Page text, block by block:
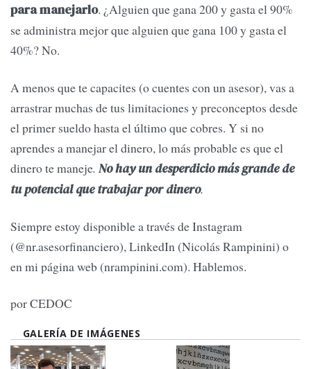
para manejarlo. ¿Alguien que gana 200 y gasta el 90%
se administra mejor que alguien que gana 100 y gasta el
40%? No.
A menos que te capacites (o cuentes con un asesor), vas a
arrastrar muchas de tus limitaciones y preconceptos desde
el primer sueldo hasta el último que cobres. Y si no
aprendes a manejar el dinero, lo más probable es que el
dinero te maneje. No hay un desperdicio más grande de
tu potencial que trabajar por dinero.
Siempre estoy disponible a través de Instagram
(@nr.asesorfinanciero), LinkedIn (Nicolás Rampinini) o
en mi página web (nrampinini.com). Hablemos.
por CEDOC
GALERÍA DE IMÁGENES